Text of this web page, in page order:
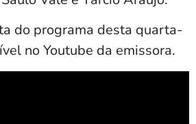
do programa desta quarta-
no Youtube da emissora.